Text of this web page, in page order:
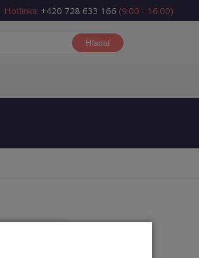
Hotlinka: +420 728 633 166 (9:00 - 16:00)
Hľadať